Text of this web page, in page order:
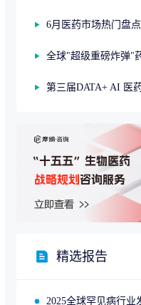
6月医药市场热门盘点
精选报告